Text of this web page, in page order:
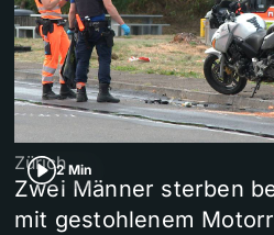
2 Min
Zürich
Zwei Männer sterben
mit gestohlenem